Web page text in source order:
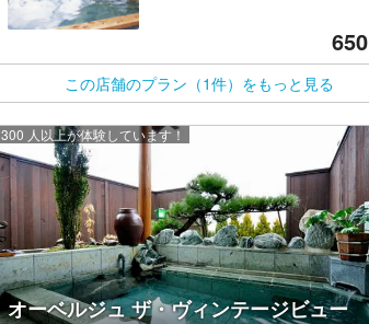
650
この店舗のプラン（1件）をもっと見る
オーベルジュ ザ・ヴィンテージビュー
300 人以上が体験しています！